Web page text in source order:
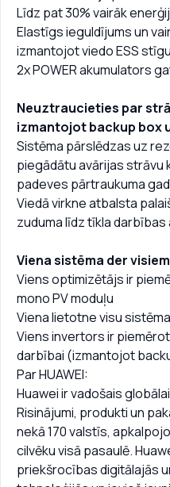
Līdz pat 30% vairāk
Elastīgs ieguldījums un
izmantojot viedo ESS
2x POWER akumulators
Neuztraucieties par
izmantojot backup box
Sistēma pārslēdzas uz
piegādātu avārijas strāvu
padeves pārtraukuma
Viedā virkne atbalsta
zuduma līdz tīkla
Viena sistēma der visiem
Viens optimizētājs ir
mono PV moduļu
Viena lietotne visu
Viens invertors ir
darbībai (izmantojot
Par HUAWEI:
Huawei ir vadošais
Risinājumi, produkti un
nekā 170 valstīs,
cilvēku visā pasaulē.
priekšrocības digitālajās